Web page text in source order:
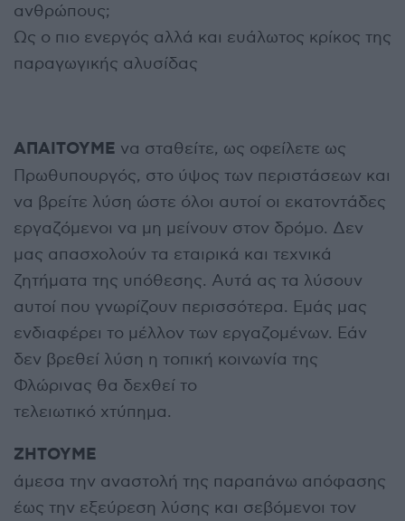
ανθρώπους;
Ως ο πιο ενεργός αλλά και ευάλωτος κρίκος της
παραγωγικής αλυσίδας
ΑΠΑΙΤΟΥΜΕ να σταθείτε, ως οφείλετε ως
Πρωθυπουργός, στο ύψος των περιστάσεων και
να βρείτε λύση ώστε όλοι αυτοί οι εκατοντάδες
εργαζόμενοι να μη μείνουν στον δρόμο. Δεν
μας απασχολούν τα εταιρικά και τεχνικά
ζητήματα της υπόθεσης. Αυτά ας τα λύσουν
αυτοί που γνωρίζουν περισσότερα. Εμάς μας
ενδιαφέρει το μέλλον των εργαζομένων. Εάν
δεν βρεθεί λύση η τοπική κοινωνία της
Φλώρινας θα δεχθεί το
τελειωτικό χτύπημα.
ΖΗΤΟΥΜΕ
άμεσα την αναστολή της παραπάνω απόφασης
έως την εξεύρεση λύσης και σεβόμενοι τον